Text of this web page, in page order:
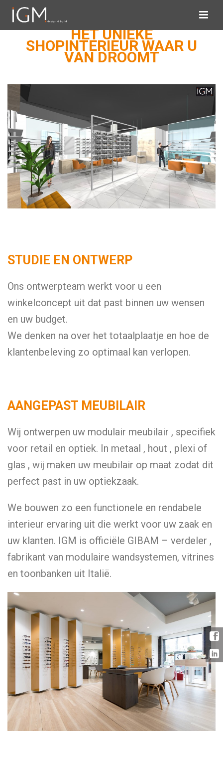
HET UNIEKE
SHOPINTERIEUR WAAR U
VAN DROOMT
STUDIE EN ONTWERP
Ons ontwerpteam werkt voor u een
winkelconcept uit dat past binnen uw wensen
en uw budget.
We denken na over het totaalplaatje en hoe de
klantenbeleving zo optimaal kan verlopen.
AANGEPAST MEUBILAIR
Wij ontwerpen uw modulair meubilair , specifiek
voor retail en optiek. In metaal , hout , plexi of
glas , wij maken uw meubilair op maat zodat dit
perfect past in uw optiekzaak.
We bouwen zo een functionele en rendabele
interieur ervaring uit die werkt voor uw zaak en
uw klanten. IGM is officiële GIBAM – verdeler ,
fabrikant van modulaire wandsystemen, vitrines
en toonbanken uit Italië.